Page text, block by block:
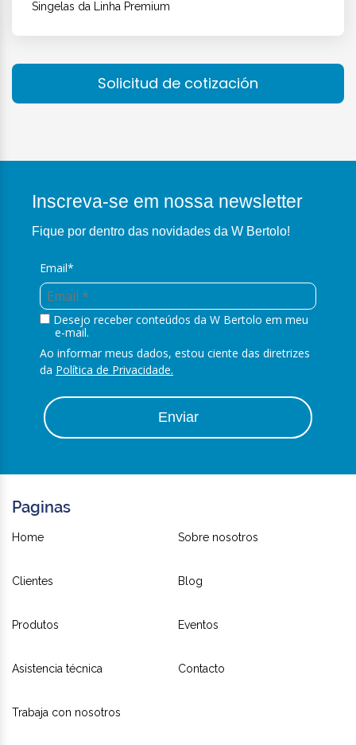
Singelas da Linha Premium
Solicitud de cotización
Inscreva-se em nossa newsletter
Fique por dentro das novidades da W Bertolo!
Email*
Desejo receber conteúdos da W Bertolo em meu
e-mail.
Ao informar meus dados, estou ciente das diretrizes
da Política de Privacidade.
Enviar
Paginas
Home Sobre nosotros
Clientes Blog
Produtos Eventos
Asistencia técnica Contacto
Trabaja con nosotros